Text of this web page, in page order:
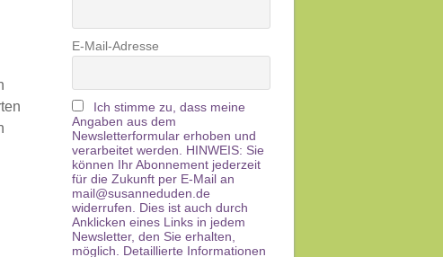
E-Mail-Adresse
Ich stimme zu, dass meine
Angaben aus dem
Newsletterformular erhoben und
verarbeitet werden. HINWEIS: Sie
können Ihr Abonnement jederzeit
für die Zukunft per E-Mail an
mail@susanneduden.de
widerrufen. Dies ist auch durch
Anklicken eines Links in jedem
Newsletter, den Sie erhalten,
möglich. Detaillierte Informationen